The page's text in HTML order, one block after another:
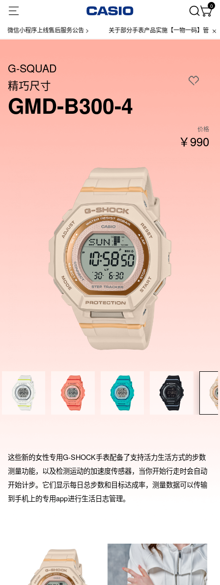
0
程序上线售后服务公告 > 关于部分手表产品实施【一物一码】管理的公告 >
G-SQUAD
精巧尺寸
GMD-B300-4
价格
￥990
这些新的女性专用G-SHOCK手表配备了支持活力生活方式的步数
测量功能，以及检测运动的加速度传感器，当你开始行走时会自动
开始计步。它们显示每日总步数和目标达成率，测量数据可以传输
到手机上的专用app进行生活日志管理。
调的设计更增强了佩戴的贴合感和舒适感。表带经过缩短设计，更
适合纤细手腕。